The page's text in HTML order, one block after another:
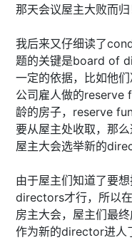
那天会议屋主大败而归
我后来又仔细读了
题的关键是board of
一定的依据，比如他
公司雇人做的reserve
龄的房子，reserve
要从屋主处收取，那
屋主大会选举新的
由于屋主们知道了要
directors才行，所以
房主大会，屋主们最
作为新的director进人